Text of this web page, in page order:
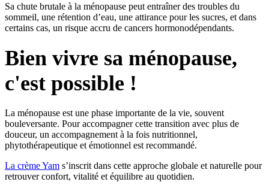
Sa chute brutale à la ménopause peut entraîner des troubles du
sommeil, une rétention d’eau, une attirance pour les sucres, et dans
certains cas, un risque accru de cancers hormonodépendants.
Bien vivre sa ménopause,
c'est possible !
La ménopause est une phase importante de la vie, souvent
bouleversante. Pour accompagner cette transition avec plus de
douceur, un accompagnement à la fois nutritionnel,
phytothérapeutique et émotionnel est recommandé.
La crème Yam s’inscrit dans cette approche globale et naturelle pour
retrouver confort, vitalité et équilibre au quotidien.